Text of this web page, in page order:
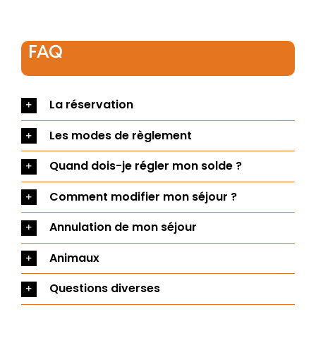
AIDE & CONTACT
FAQ
La réservation
Les modes de règlement
Quand dois-je régler mon solde ?
Comment modifier mon séjour ?
Annulation de mon séjour
Animaux
Questions diverses